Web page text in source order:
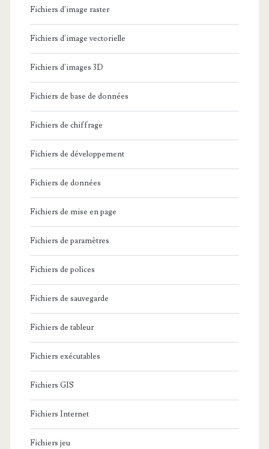
Fichiers d'image raster
Fichiers d'image vectorielle
Fichiers d'images 3D
Fichiers de base de données
Fichiers de chiffrage
Fichiers de développement
Fichiers de données
Fichiers de mise en page
Fichiers de paramètres
Fichiers de polices
Fichiers de sauvegarde
Fichiers de tableur
Fichiers exécutables
Fichiers GIS
Fichiers Internet
Fichiers jeu